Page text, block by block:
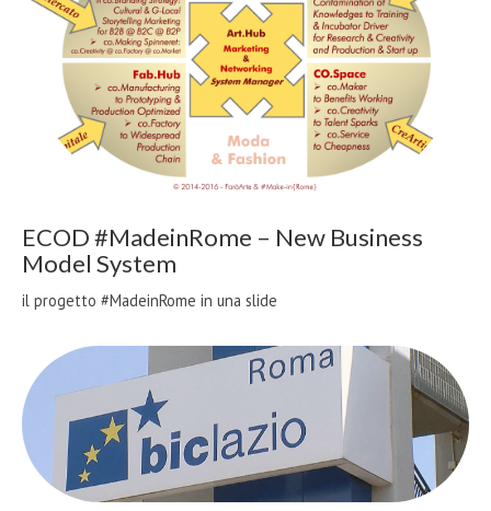
ECOD #MadeinRome – New Business
Model System
il progetto #MadeinRome in una slide